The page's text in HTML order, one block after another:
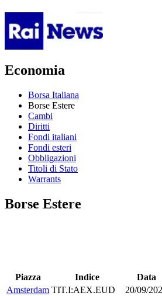
Economia
Borsa Italiana
Borse Estere
Cambi
Diritti
Fondi italiani
Fondi esteri
Obbligazioni
Titoli di Stato
Warrants
Borse Estere
Piazza Indice Data
Amsterdam TIT.I:AEX.EUD 20/09/